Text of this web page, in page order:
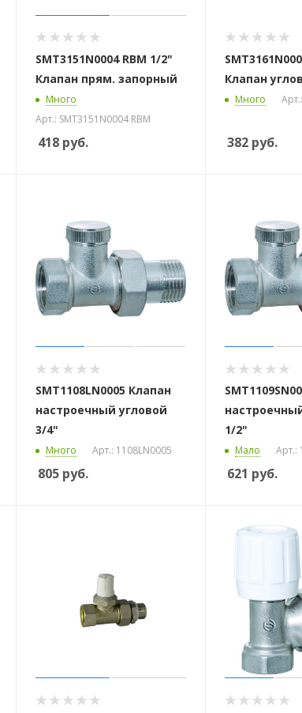
SMT3151N0004 RBM 1/2"
Клапан прям. запорный
Много
Арт.: SMT3151N0004 RBM
418 руб.
Клапан
Много
382руб.
SMT1108LN0005 Клапан
настроечный угловой
3/4"
Много Арт.: 1108LN0005
805 руб.
1/2"
Мало Арт.:
621 руб.